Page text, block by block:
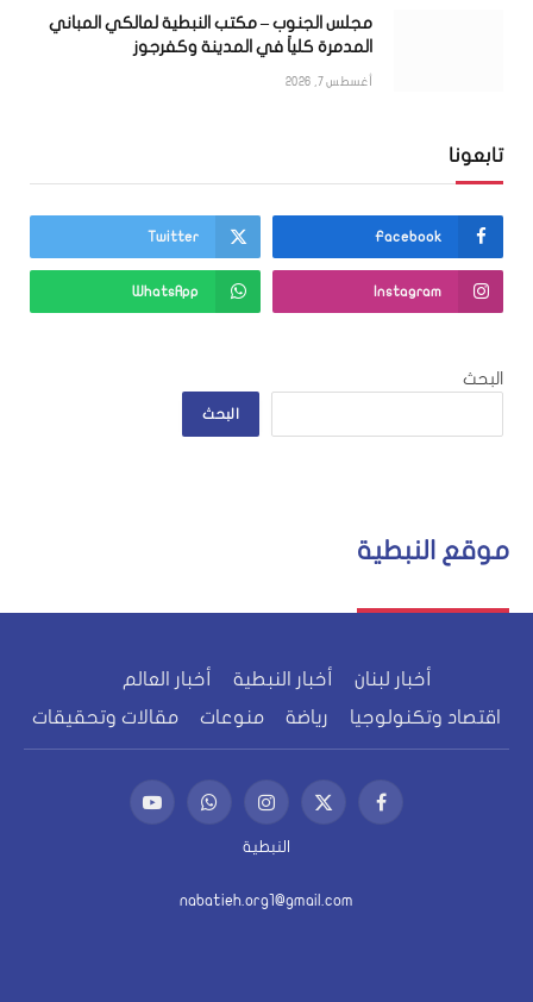
مجلس الجنوب – مكتب النبطية لمالكي المباني
المدمرة كلياً في المدينة وكفرجوز
أغسطس 7, 2026
تابعونا
Facebook
Twitter
Instagram
WhatsApp
البحث
البحث
موقع النبطية
أخبار لبنان أخبار النبطية
أخبار العالم
اقتصاد وتكنولوجيا
رياضة منوعات مقالات وتحقيقات
فيسبوكX
(Twitter)
الانستغرامواتساب يوتيوب
النبطية
nabatieh.org1@gmail.com